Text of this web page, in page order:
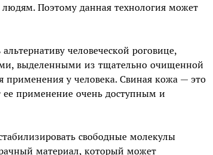
Поэтому данная технология может
человеческой роговице,
выделенными из тщательно очищенной
у человека. Свиная кожа — это
применение очень доступным и
свободные молекулы
материал, который может